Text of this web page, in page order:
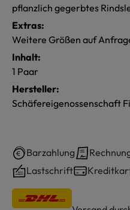
pflanzlich gegerbtes
Extras:
Weitere Größen auf
Inhalt:
1 Paar
Hersteller:
Schäfereigenossenschaft
Barzahlung
Lastschrift